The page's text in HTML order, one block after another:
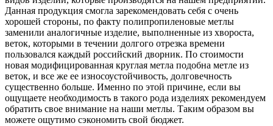
Данная продукция смогла зарекомендовать себя с очень
хорошей стороны, по факту полипропиленовые метлы
заменили аналогичные изделие, выполненные из хвороста,
веток, которыми в течении долгого отрезка времени
пользовался каждый российский дворник. По стоимости
новая модифицированная круглая метла подобна метле из
веток, и все же ее износоустойчивость, долговечность
существенно больше. Именно по этой причине, если вы
ощущаете необходимость в такого рода изделиях рекомендуем
обратить свое внимание на наши метлы. Таким образом вы
можете ощутимо сэкономить свой бюджет.